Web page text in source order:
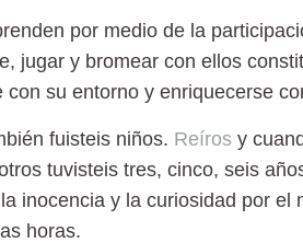
por medio de la
jugar y bromear con ellos
con su entorno y enriquecerse
fuisteis niños. Reíros y
tuvisteis tres, cinco, seis
inocencia y la curiosidad por
horas.